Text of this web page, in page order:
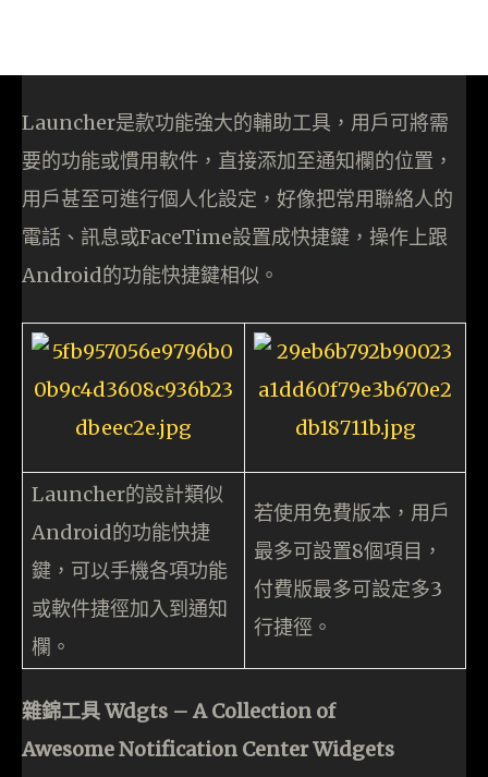
Launcher是款功能強大的輔助工具，用戶可將需
要的功能或慣用軟件，直接添加至通知欄的位置，
用戶甚至可進行個人化設定，好像把常用聯絡人的
電話、訊息或FaceTime設置成快捷鍵，操作上跟
Android的功能快捷鍵相似。
Launcher的設計類似
Android的功能快捷
鍵，可以手機各項功能
或軟件捷徑加入到通知
欄。
若使用免費版本，用戶
最多可設置8個項目，
付費版最多可設定多3
行捷徑。
雜錦工具 Wdgts – A Collection of
Awesome Notification Center Widgets